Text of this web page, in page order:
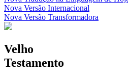
Nova Versão Internacional
Nova Versão Transformadora
Velho
Testamento